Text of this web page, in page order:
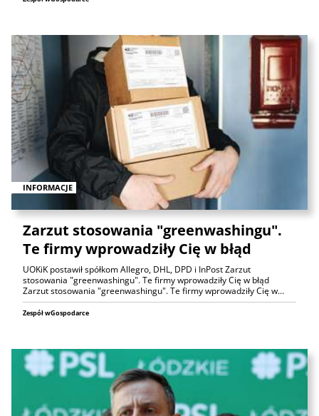
INFORMACJE
Zarzut stosowania "greenwashingu".
Te firmy wprowadziły Cię w błąd
UOKiK postawił spółkom Allegro, DHL, DPD i InPost Zarzut
stosowania "greenwashingu". Te firmy wprowadziły Cię w błąd
Zarzut stosowania "greenwashingu". Te firmy wprowadziły Cię w…
Zespół wGospodarce